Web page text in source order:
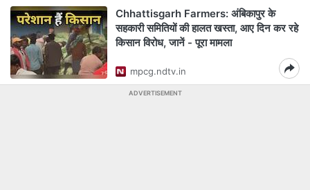
Chhattisgarh Farmers: अंबिकापुर के
सहकारी समितियों की हालत खस्ता, आए दिन कर रहे
किसान विरोध, जानें - पूरा मामला
mpcg.ndtv.in
ADVERTISEMENT